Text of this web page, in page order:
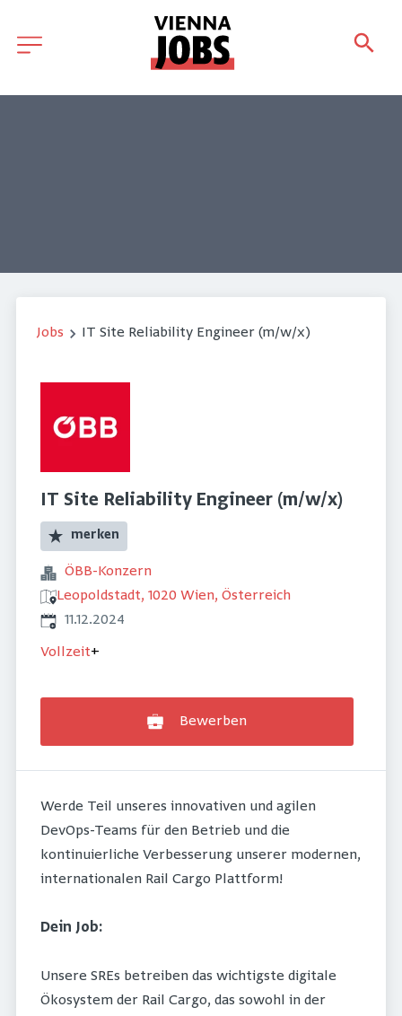
Jobs IT Site Reliability Engineer (m/w/x)
IT Site Reliability Engineer (m/w/x)
merken
ÖBB-Konzern
Leopoldstadt, 1020 Wien, Österreich
Veröffentlicht
11.12.2024
Vollzeit+
Bewerben
Werde Teil unseres innovativen und agilen
DevOps-Teams für den Betrieb und die
kontinuierliche Verbesserung unserer modernen,
internationalen Rail Cargo Plattform!
Dein Job:
Unsere SREs betreiben das wichtigste digitale
Ökosystem der Rail Cargo, das sowohl in der